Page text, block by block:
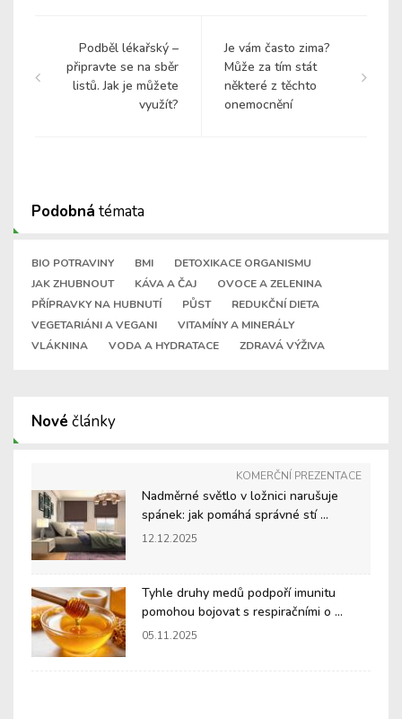
Podběl lékařský –
připravte se na sběr
listů. Jak je můžete
využít?
Je vám často zima?
Může za tím stát
některé z těchto
onemocnění
Podobná témata
BIO POTRAVINY BMI
DETOXIKACE ORGANISMU
JAK ZHUBNOUT
KÁVA A ČAJ
OVOCE A ZELENINA
PŘÍPRAVKY NA HUBNUTÍ
PŮST
REDUKČNÍ DIETA
VEGETARIÁNI A VEGANI
VITAMÍNY A MINERÁLY
VLÁKNINA
VODA A HYDRATACE ZDRAVÁ VÝŽIVA
Nové články
KOMERČNÍ PREZENTACE
Nadměrné světlo v ložnici narušuje
spánek: jak pomáhá správné stí ...
12.12.2025
Tyhle druhy medů podpoří imunitu
pomohou bojovat s respiračními o ...
05.11.2025